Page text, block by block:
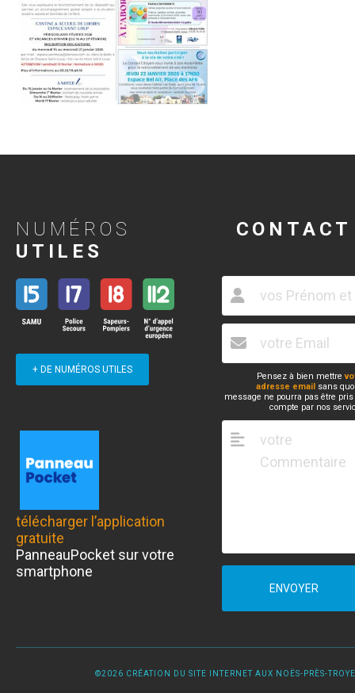
NUMÉROS
UTILES
+ DE NUMÉROS UTILES
télécharger l’application
gratuite
PanneauPocket sur votre
smartphone
CONTACT
Pensez à bien mettre
adresse email sans
message ne pourra pas être
compte par nos
ENVOYER
©2026 CRÉATION DU SITE INTERNET AUX NOËS-PRÈS-